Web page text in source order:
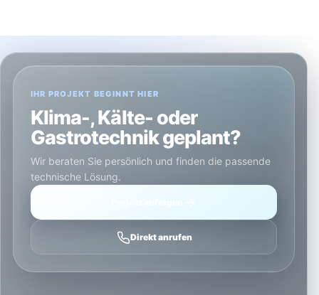
IHR PROJEKT BEGINNT HIER
Klima-, Kälte- oder
Gastrotechnik geplant?
Wir beraten Sie persönlich und finden die passende
technische Lösung.
Direkt anrufen